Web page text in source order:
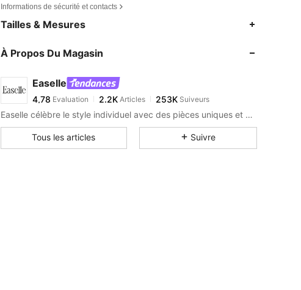
Informations de sécurité et contacts
Tailles & Mesures
À Propos Du Magasin
Easelle
4,78
2.2K
4,78 Evaluation 2.2KArticles
Z***1est en train de naviguer
4,78
2.2K
253K
Easelle célèbre le style individuel avec des pièces uniques et décontractées à porter tous les jours. Portez-les à votre façon.
Tous les articles Suivre